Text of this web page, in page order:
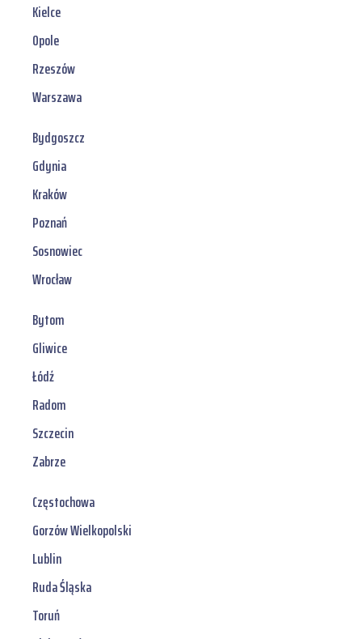
Kielce
Opole
Rzeszów
Warszawa
Bydgoszcz
Gdynia
Kraków
Poznań
Sosnowiec
Wrocław
Bytom
Gliwice
Łódź
Radom
Szczecin
Zabrze
Częstochowa
Gorzów Wielkopolski
Lublin
Ruda Śląska
Toruń